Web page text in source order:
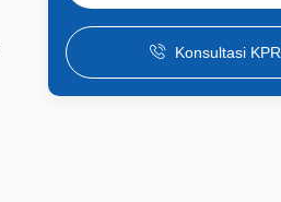
Konsultasi KPR